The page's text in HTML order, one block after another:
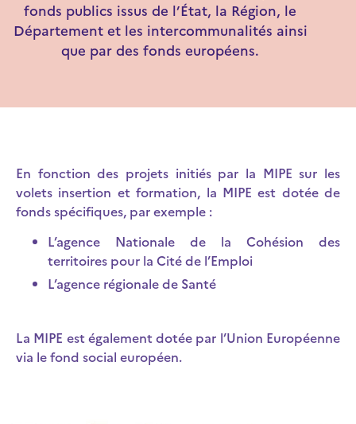
fonds publics issus de l’État, la Région, le
Département et les intercommunalités ainsi
que par des fonds européens.
En fonction des projets initiés par la MIPE sur les
volets insertion et formation, la MIPE est dotée de
fonds spécifiques, par exemple :
L’agence Nationale de la Cohésion des
territoires pour la Cité de l’Emploi
L’agence régionale de Santé
La MIPE est également dotée par l’Union Européenne
via le fond social européen.